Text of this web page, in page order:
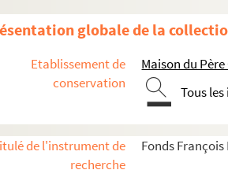
globale de la
Etablissement de
conservation
Maison du
Tous
de l'instrument de
recherche
Fonds François